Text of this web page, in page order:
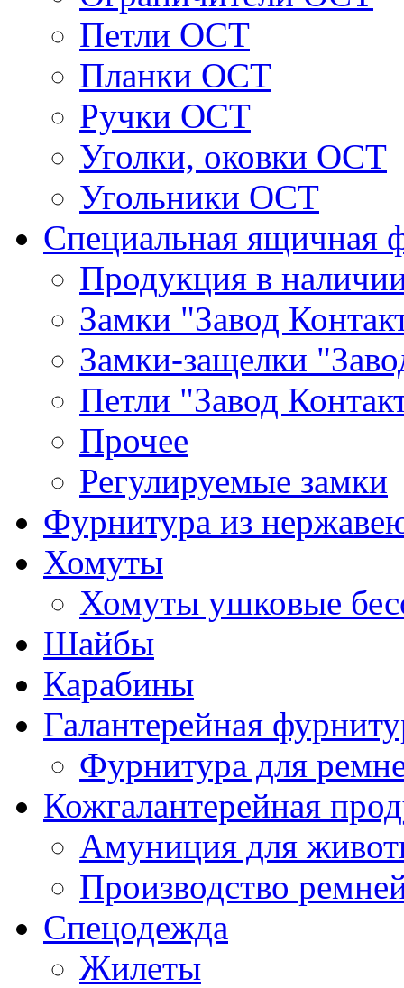
Петли ОСТ
Планки ОСТ
Ручки ОСТ
Уголки, оковки ОСТ
Угольники ОСТ
Специальная ящичная
Продукция в
Замки "Завод
Замки-защелки
Петли "Завод
Прочее
Регулируемые замки
Фурнитура из
Хомуты
Хомуты ушковые
Шайбы
Карабины
Галантерейная
Фурнитура для
Кожгалантерейная
Амуниция для
Производство
Спецодежда
Жилеты